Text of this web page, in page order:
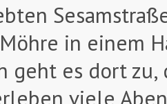
in einem
geht es dort